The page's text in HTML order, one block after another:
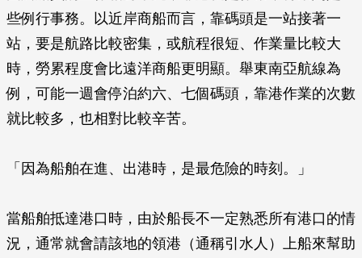
些例行事務。以近岸商船而言，靠碼頭是一站接著一
站，要是航路比較密集，或航程很短、作業量比較大
時，勞累程度會比遠洋商船更明顯。舉東南亞航線為
例，可能一週會停泊約六、七個碼頭，靠港作業的次數
就比較多，也相對比較辛苦。
「因為船舶在進、出港時，是最危險的時刻。」
當船舶抵達港口時，由於船長不一定熟悉所有港口的情
況，通常就會請該地的領港（通稱引水人）上船來幫助